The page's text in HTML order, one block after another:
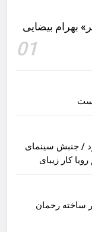
بهرام بیضایی
01
/ جنبش سینمای
کار زیبای
ساخته رحمان